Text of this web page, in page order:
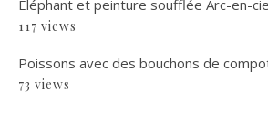
Eléphant et peinture soufflée Arc-en-
117 views
Poissons avec des bouchons de
73 views